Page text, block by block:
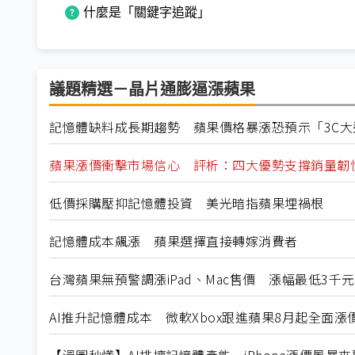
什麼是「關鍵字追蹤」
議題精選－晶片通膨逼漲蘋果
記憶體缺料成長期趨勢 蘋果價格暴漲恐預示「3C大
蘋果漲價衝擊市場信心 評析：四大優勢支撐銷量韌
低價採購壓抑記憶體投資 美光暗指蘋果埋禍根
記憶體成本飆漲 蘋果選擇直接轉嫁消費者
台灣蘋果無預警調漲iPad、Mac售價 漲幅最低3千
AI推升記憶體成本 微軟Xbox跟進蘋果8月起全面漲